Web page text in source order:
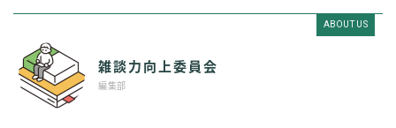
ABOUT US
雑談力向上委員会
編集部